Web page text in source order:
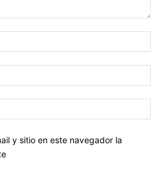
y sitio en este navegador la